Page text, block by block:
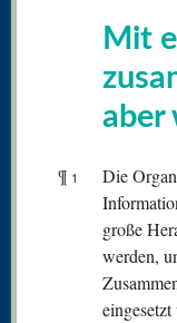
Mit
aber
¶ 1
Die
große
werden,